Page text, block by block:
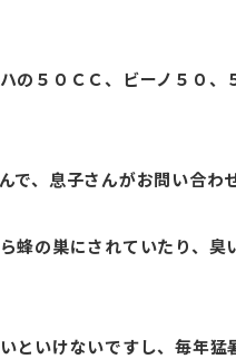
５０ＣＣ、ビーノ５０、
で、息子さんがお問い合わ
の巣にされていたり、
いけないですし、毎年猛